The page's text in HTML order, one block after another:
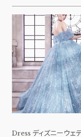
Dress ディズニーウェ